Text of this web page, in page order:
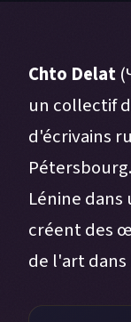
Chto Delat
un collectif
d'écrivains
Lénine
créent des
de l'art